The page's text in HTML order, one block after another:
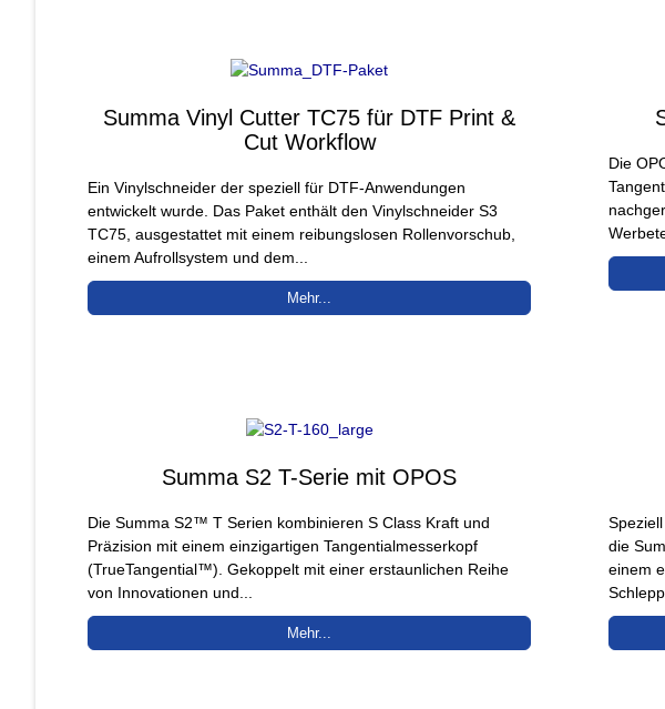
Summa Vinyl Cutter TC75 für DTF Print &
Cut Workflow
Ein Vinylschneider der speziell für DTF-Anwendungen
entwickelt wurde. Das Paket enthält den Vinylschneider S3
TC75, ausgestattet mit einem reibungslosen Rollenvorschub,
einem Aufrollsystem und dem...
Mehr...
Die
Summa S2 T-Serie mit OPOS
Die Summa S2™ T Serien kombinieren S Class Kraft und
Präzision mit einem einzigartigen Tangentialmesserkopf
(TrueTangential™). Gekoppelt mit einer erstaunlichen Reihe
von Innovationen und...
Mehr...
die
einem